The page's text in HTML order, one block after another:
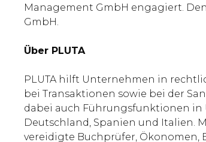
Management GmbH engagiert.
GmbH.
Über PLUTA
PLUTA hilft Unternehmen in
bei Transaktionen sowie bei der
dabei auch Führungsfunktionen in
Deutschland, Spanien und Italien.
vereidigte Buchprüfer, Ökonomen,